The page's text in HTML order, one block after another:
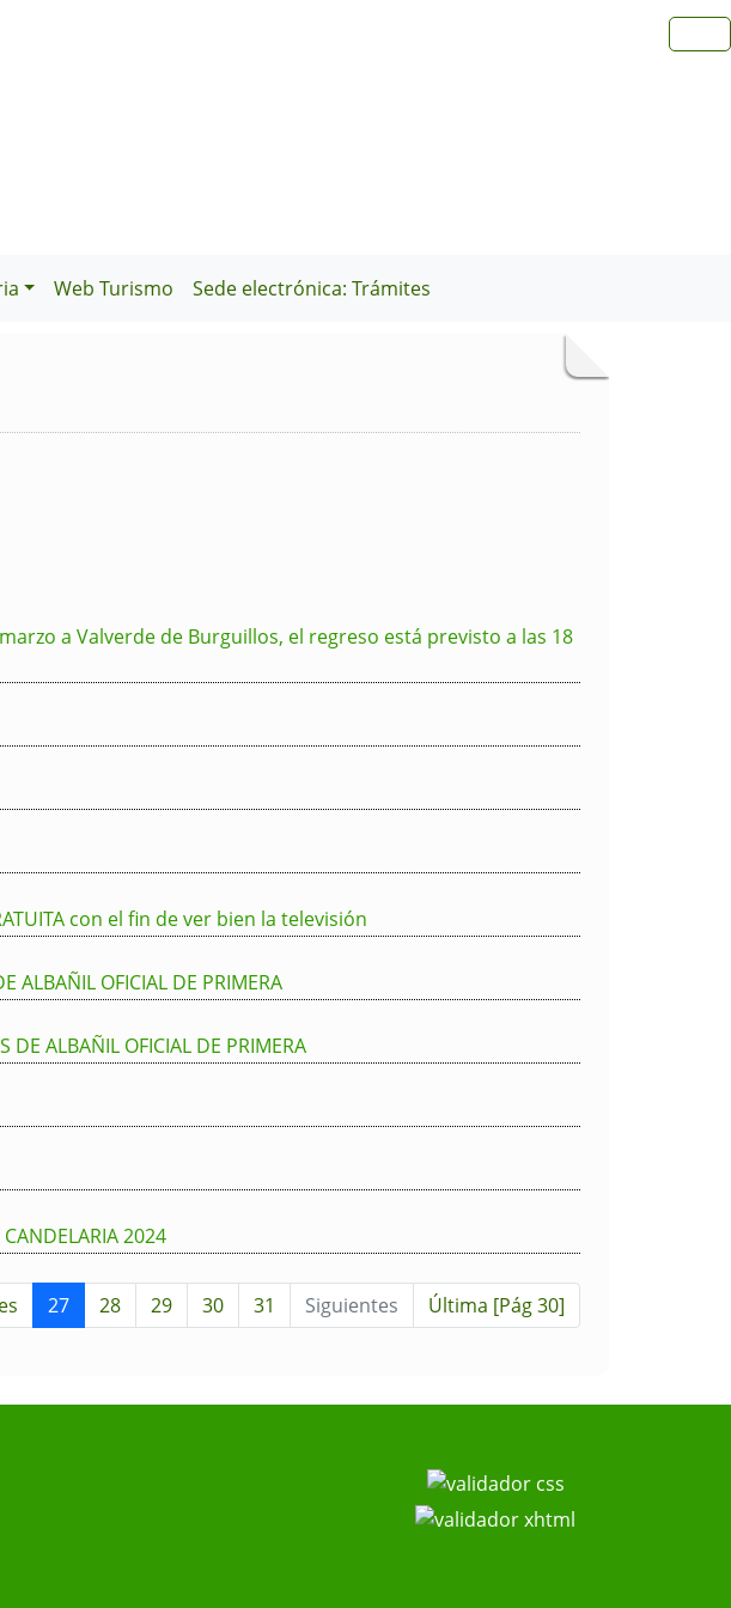
Web Turismo Sede electrónica: Trámites
a Valverde de Burguillos, el regreso está previsto a las 18
con el fin de ver bien la televisión
ALBAÑIL OFICIAL DE PRIMERA
DE ALBAÑIL OFICIAL DE PRIMERA
CANDELARIA 2024
27 28 29 30 31 Siguientes Última [Pág 30]